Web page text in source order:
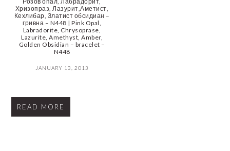
Хризопраз, Лазурит,Аметист,
Кехлибар, Златист обсидиан –
гривна – N448 | Pink Opal,
Labradorite, Chrysoprase,
Lazurite, Amethyst, Amber,
Golden Obsidian – bracelet –
N448
JANUARY 13, 2013
READ MORE